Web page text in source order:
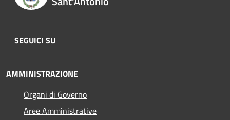
SEGUICI SU
AMMINISTRAZIONE
Organi di Governo
Aree Amministrative